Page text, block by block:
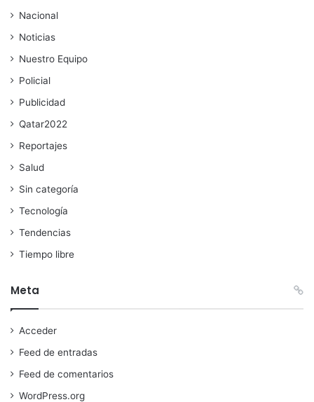
Nacional
Noticias
Nuestro Equipo
Policial
Publicidad
Qatar2022
Reportajes
Salud
Sin categoría
Tecnología
Tendencias
Tiempo libre
Meta
Acceder
Feed de entradas
Feed de comentarios
WordPress.org